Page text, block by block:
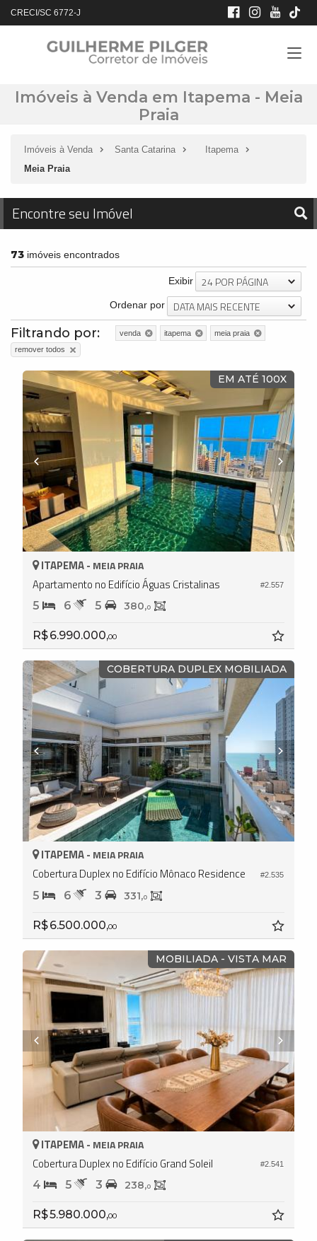
CRECI/SC 6772-J
Imóveis à Venda em Itapema - Meia
Praia
Imóveis à Venda Santa Catarina
Itapema
Meia Praia
Encontre seu Imóvel
73 imóveis encontrados
Exibir 24 POR PÁGINA
Ordenar por DATA MAIS RECENTE
Filtrando por: venda itapema
meia praia
remover todos
EM ATÉ 100X
#2.557
ITAPEMA - MEIA PRAIA
Apartamento no Edifício Águas Cristalinas
5 6 5 380,0
R$ 6.990.000,00
COBERTURA DUPLEX MOBILIADA
#2.535
ITAPEMA - MEIA PRAIA
Cobertura Duplex no Edifício Mônaco Residence
5 6 3 331,0
R$ 6.500.000,00
MOBILIADA - VISTA MAR
#2.541
ITAPEMA - MEIA PRAIA
Cobertura Duplex no Edifício Grand Soleil
4 5 3 238,0
R$ 5.980.000,00